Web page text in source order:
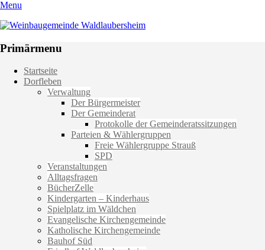
Menu
Weinbaugemeinde Waldlaubersheim
Primärmenu
Weiter
zum
Startseite
Dorfleben
Verwaltung
Der Bürgermeister
Der Gemeinderat
Protokolle der Gemeinderatssitzungen
Parteien & Wählergruppen
Freie Wählergruppe Strauß
SPD
Veranstaltungen
Alltagsfragen
BücherZelle
Kindergarten – Kinderhaus
Spielplatz im Wäldchen
Evangelische Kirchengemeinde
Katholische Kirchengemeinde
Bauhof Süd